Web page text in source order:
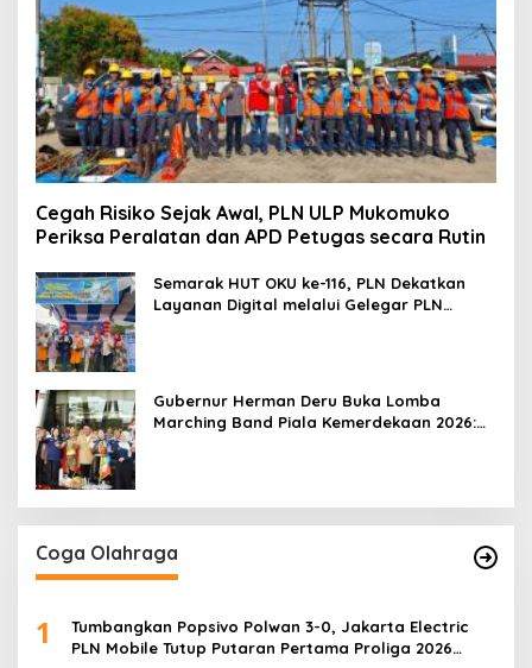
Cegah Risiko Sejak Awal, PLN ULP Mukomuko
Periksa Peralatan dan APD Petugas secara Rutin
Semarak HUT OKU ke-116, PLN Dekatkan
Layanan Digital melalui Gelegar PLN
Gubernur Herman Deru Buka Lomba
Marching Band Piala Kemerdekaan 2026:
Coga Olahraga
1
Tumbangkan Popsivo Polwan 3-0, Jakarta Electric
PLN Mobile Tutup Putaran Pertama Proliga 2026